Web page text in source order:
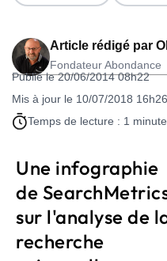
Article rédigé par
Fondateur Abondance
Publié le 20/06/2014 08h22
Mis à jour le 10/07/2018 16h26
Temps de lecture : 1 minute
Une infographie
de
sur l'analyse de
recherche